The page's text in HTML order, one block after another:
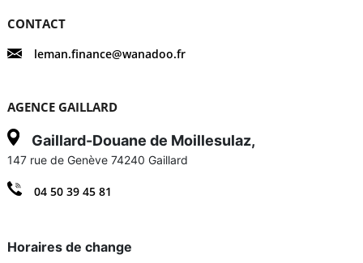
CONTACT
leman.finance@wanadoo.fr
AGENCE GAILLARD
Gaillard-Douane de Moillesulaz,
147 rue de Genève 74240 Gaillard
04 50 39 45 81
Horaires de change